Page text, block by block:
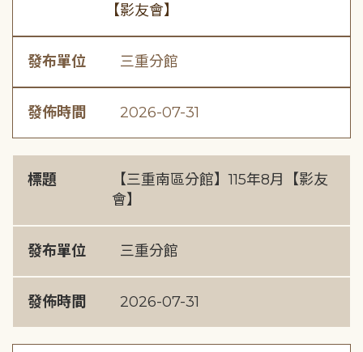
【影友會】
發布單位 三重分館
發佈時間 2026-07-31
標題
【三重南區分館】115年8月【影友
會】
發布單位 三重分館
發佈時間 2026-07-31